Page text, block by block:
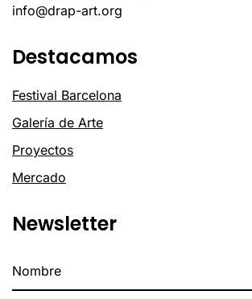
info@drap-art.org
Destacamos
Festival Barcelona
Galería de Arte
Proyectos
Mercado
Newsletter